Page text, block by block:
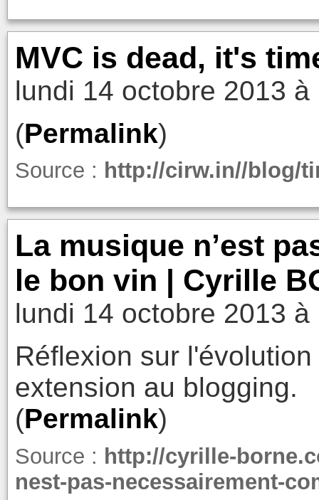
MVC is dead, it's
lundi 14 octobre 2013 à
(Permalink)
Source : http://cirw.in//blog/
La musique n’est
le bon vin | Cyrille
lundi 14 octobre 2013 à
Réflexion sur
extension au blogging.
(Permalink)
Source : http://cyrille-
nest-pas-necessairement-